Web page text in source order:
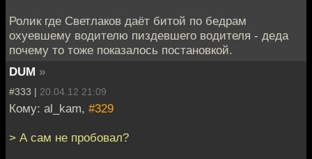
Ролик где Светлаков даёт битой по бедрам
охуевшему водителю пиздевшего водителя - деда
почему то тоже показалось постановкой.
DUM »
#333 | 20.04.12 21:09
Кому: al_kam, #329
> А сам не пробовал?